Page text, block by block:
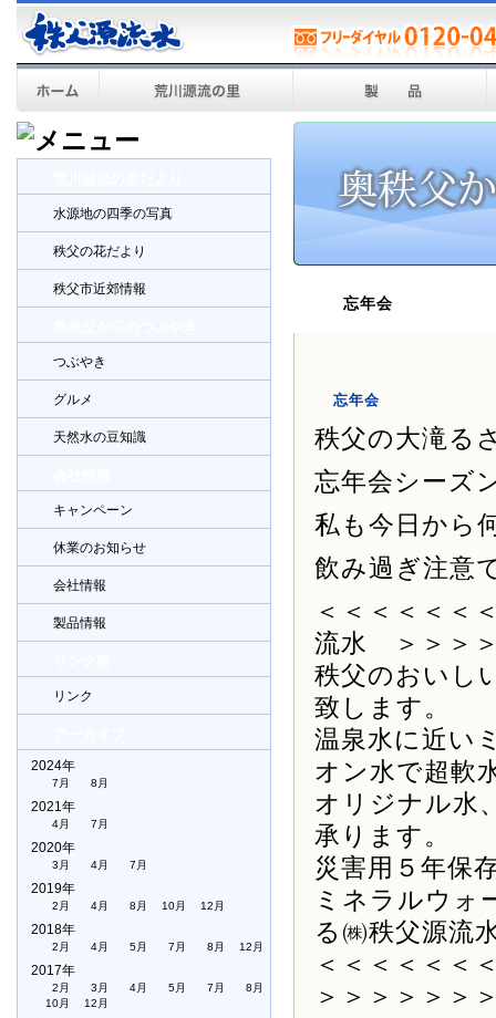
水源地の四季の写真
秩父の花だより
秩父市近郊情報
つぶやき
グルメ
天然水の豆知識
キャンペーン
休業のお知らせ
会社情報
製品情報
リンク
2024年
7月 8月
2021年
4月 7月
2020年
3月 4月 7月
2019年
2月 4月 8月 10月 12月
2018年
2月 4月 5月 7月 8月 12月
2017年
2月 3月 4月 5月 7月
8月
10月
12月
忘年会
忘年会
秩父の大滝る
忘年会シーズ
私も今日から
飲み過ぎ注意
＜＜＜＜＜
流水 ＞＞＞
秩父のおいし
致します。
温泉水に近い
オン水で超軟
オリジナル水
承ります。
災害用５年保
ミネラルウォ
る㈱秩父源流
＜＜＜＜＜＜
＞＞＞＞＞＞